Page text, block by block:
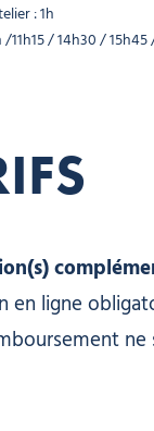
: 1h
/11h15 / 14h30 / 15h45
en ligne
ne